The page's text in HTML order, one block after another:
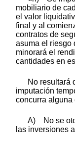
mobiliario de
el valor
final y al
contratos de
asuma el riesgo
minorará el
cantidades en
No resultará
imputación
concurra alguna
A) No se
las inversiones